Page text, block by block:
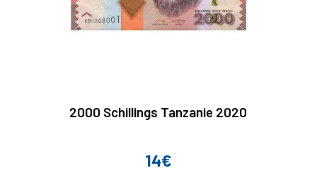
2000 Schillings Tanzanie 2020
Prix
14€